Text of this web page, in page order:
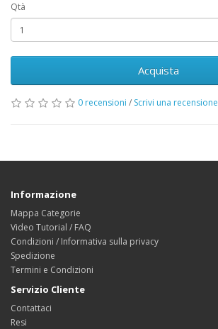
Qtà
Acquista
0 recensioni / Scrivi una recensione
Informazione
Mappa Categorie
Video Tutorial / FAQ
Condizioni / Informativa sulla privacy
Spedizione
Termini e Condizioni
Servizio Cliente
Contattaci
Resi